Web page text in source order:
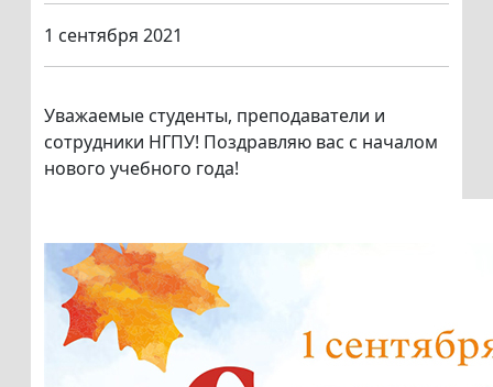
1 сентября 2021
Уважаемые студенты, преподаватели и
сотрудники НГПУ! Поздравляю вас с началом
нового учебного года!